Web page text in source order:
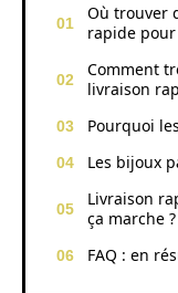
Où trouver
rapide
Comment
livraison
Pourquoi
Les bijoux
Livraison
ça marche ?
FAQ : en